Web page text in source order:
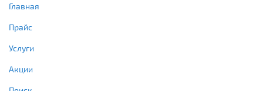
Главная
Прайс
Услуги
Акции